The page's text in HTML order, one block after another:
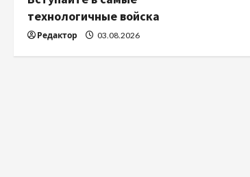
а
п
технологичные войска
Редактор 03.08.2026